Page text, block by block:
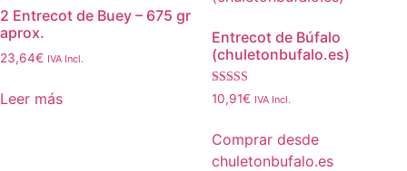
2 Entrecot de Buey – 675 gr
aprox.
23,64€ IVA Incl.
Leer más
Entrecot de Búfalo
(chuletonbufalo.es)
Valorado con
5.00
10,91€ IVA Incl.
Comprar desde
chuletonbufalo.es